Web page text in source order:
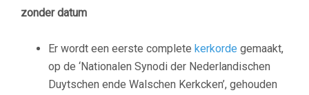
zonder datum
Er wordt een eerste complete kerkorde gemaakt,
op de ‘Nationalen Synodi der Nederlandischen
Duytschen ende Walschen Kerkcken’, gehouden